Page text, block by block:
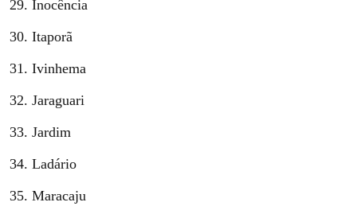
Inocência
Itaporã
Ivinhema
Jaraguari
Jardim
Ladário
Maracaju